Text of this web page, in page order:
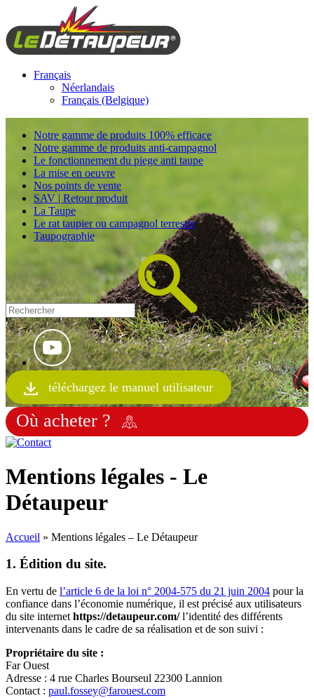
Français
Néerlandais
Français (Belgique)
Notre gamme de produits 100% efficace
Notre gamme de produits anti-campagnol
Le fonctionnement du piege anti taupe
La mise en oeuvre
Nos points de vente
SAV | Retour produit
La Taupe
Le rat taupier ou campagnol terrestre
Taupographie
téléchargez le manuel utilisateur
Où acheter ?
Mentions légales - Le
Détaupeur
Accueil » Mentions légales – Le Détaupeur
1. Édition du site.
En vertu de l’article 6 de la loi n° 2004-575 du 21 juin 2004 pour la
confiance dans l’économie numérique, il est précisé aux utilisateurs
du site internet https://detaupeur.com/l’identité des différents
intervenants dans le cadre de sa réalisation et de son suivi :
Propriétaire du site :
Far Ouest
Adresse : 4 rue Charles Bourseul 22300 Lannion
Contact : paul.fossey@farouest.com